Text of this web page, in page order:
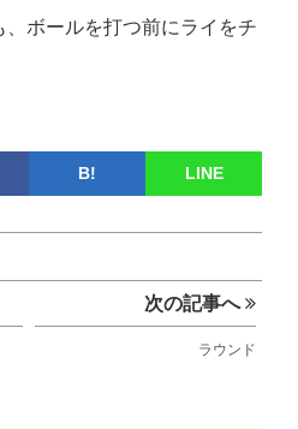
、ボールを打つ前にライをチ
B! LINE
次の記事へ
ラウンド